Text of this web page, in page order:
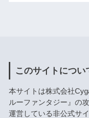
このサイトについ
本サイトは株式会社
ルーファンタジー』の
運営している非公式サイ